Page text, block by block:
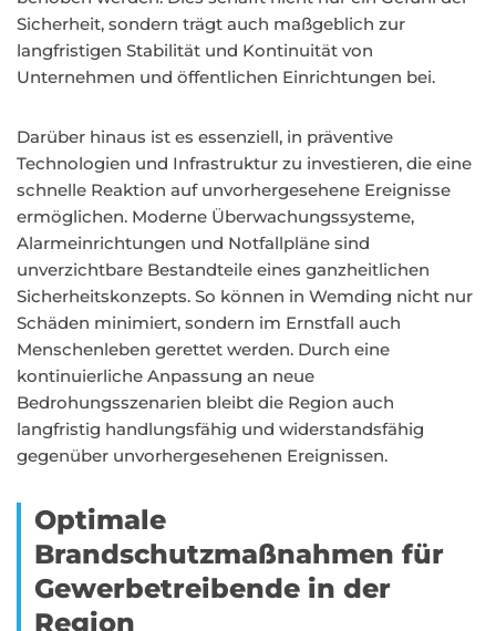
Sicherheit, sondern trägt auch maßgeblich zur
langfristigen Stabilität und Kontinuität von
Unternehmen und öffentlichen Einrichtungen bei.
Darüber hinaus ist es essenziell, in präventive
Technologien und Infrastruktur zu investieren, die eine
schnelle Reaktion auf unvorhergesehene Ereignisse
ermöglichen. Moderne Überwachungssysteme,
Alarmeinrichtungen und Notfallpläne sind
unverzichtbare Bestandteile eines ganzheitlichen
Sicherheitskonzepts. So können in Wemding nicht nur
Schäden minimiert, sondern im Ernstfall auch
Menschenleben gerettet werden. Durch eine
kontinuierliche Anpassung an neue
Bedrohungsszenarien bleibt die Region auch
langfristig handlungsfähig und widerstandsfähig
gegenüber unvorhergesehenen Ereignissen.
Optimale
Brandschutzmaßnahmen für
Gewerbetreibende in der
Region